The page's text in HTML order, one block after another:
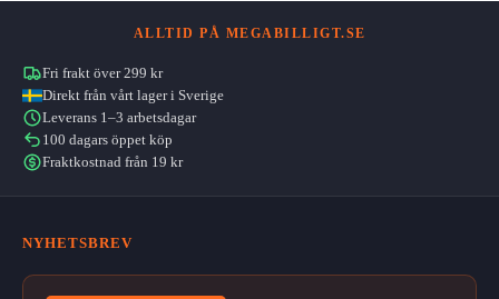
ALLTID PÅ MEGABILLIGT.SE
Fri frakt över 299 kr
Direkt från vårt lager i Sverige
Leverans 1–3 arbetsdagar
100 dagars öppet köp
Fraktkostnad från 19 kr
NYHETSBREV